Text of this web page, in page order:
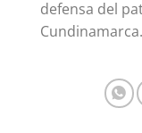
defensa del
Cundinamarca.